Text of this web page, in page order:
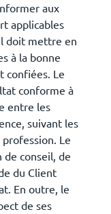
aux
applicables
doit mettre en
à la bonne
confiées. Le
conforme à
entre les
suivant les
Le
conseil, de
du Client
En outre, le
de ses